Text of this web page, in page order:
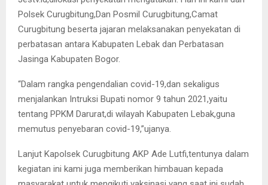
Polsek Curugbitung,Dan Posmil Curugbitung,Camat
Curugbitung beserta jajaran melaksanakan penyekatan di
perbatasan antara Kabupaten Lebak dan Perbatasan
Jasinga Kabupaten Bogor.
“Dalam rangka pengendalian covid-19,dan sekaligus
menjalankan Intruksi Bupati nomor 9 tahun 2021,yaitu
tentang PPKM Darurat,di wilayah Kabupaten Lebak,guna
memutus penyebaran covid-19,”ujanya.
Lanjut Kapolsek Curugbitung AKP Ade Lutfi,tentunya dalam
kegiatan ini kami juga memberikan himbauan kepada